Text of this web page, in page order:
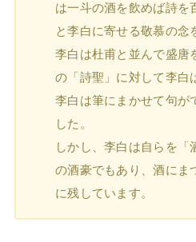
は一斗の酒を飲めば詩を
と李白に寄せる敬慕の念
李白は杜甫と並んで盛唐
の「詩聖」に対して李白
李白は筆にまかせて句が
した。
しかし、李白は自らを
の酒豪でもあり、酒にま
に残しています。